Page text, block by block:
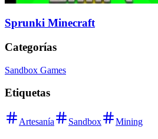
Sprunki Minecraft
Categorías
Sandbox Games
Etiquetas
Artesanía Sandbox Mining